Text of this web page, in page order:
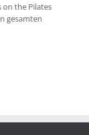
on the Pilates
gesamten